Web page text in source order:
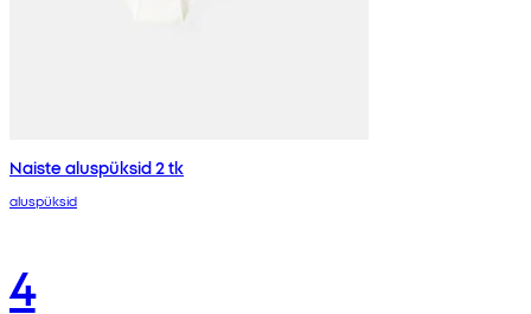
Naiste aluspüksid 2 tk
aluspüksid
4